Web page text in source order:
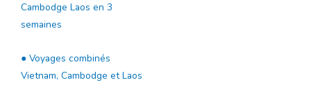
Cambodge Laos en 3
semaines
● Voyages combinés
Vietnam, Cambodge et Laos